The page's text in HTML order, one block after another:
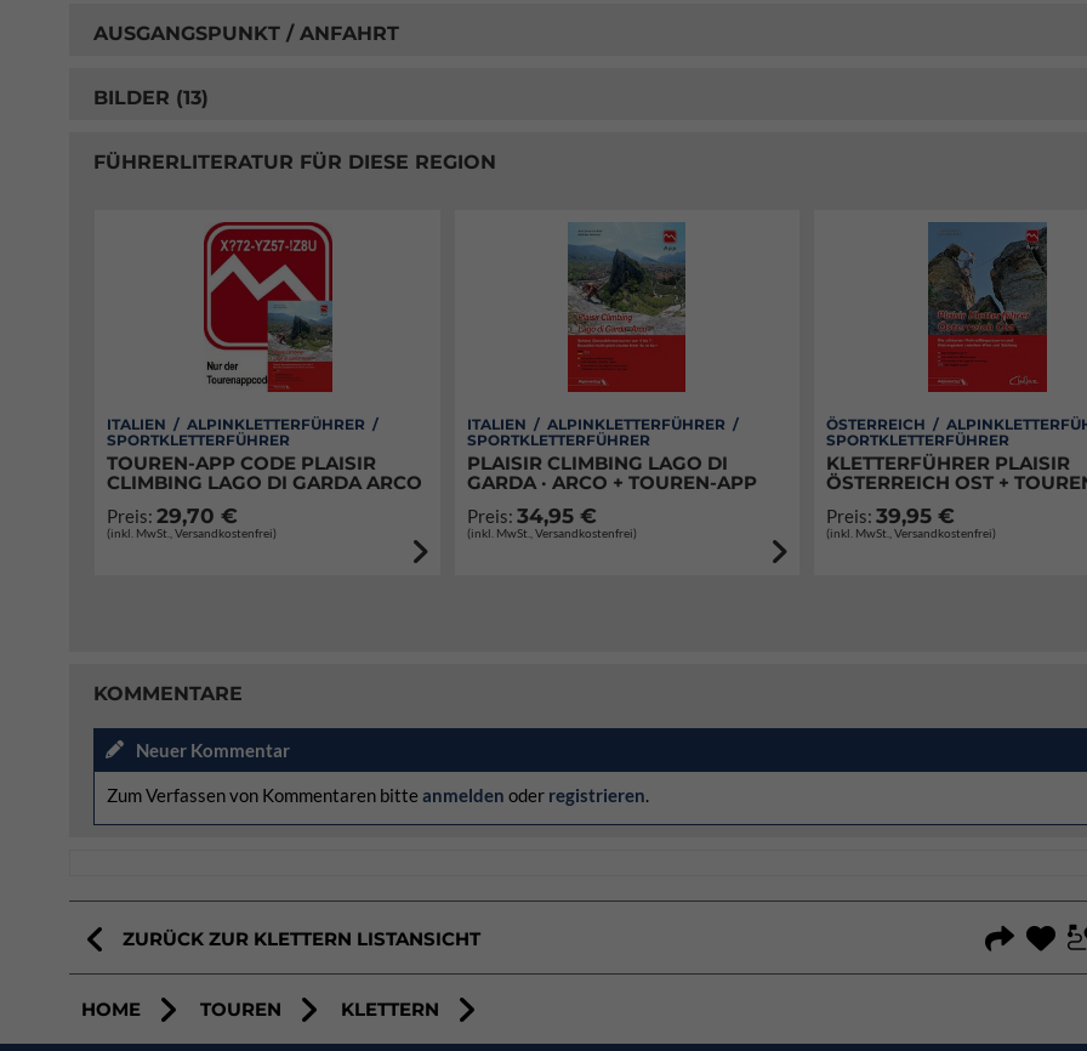
AUSGANGSPUNKT / ANFAHRT
BILDER (13)
FÜHRERLITERATUR FÜR DIESE REGION
ITALIEN / ALPINKLETTERFÜHRER /
SPORTKLETTERFÜHRER
TOUREN-APP CODE PLAISIR
CLIMBING LAGO DI GARDA ARCO
Preis: 29,70 €
(inkl. MwSt., Versandkostenfrei)
ITALIEN / ALPINKLETTERFÜHRER /
SPORTKLETTERFÜHRER
PLAISIR CLIMBING LAGO DI
GARDA · ARCO + TOUREN-APP
Preis: 34,95 €
(inkl. MwSt., Versandkostenfrei)
ÖSTERREICH /
SPORTKLETTERFÜHRER
KLETTERFÜHRER PLAISIR
ÖSTERREICH OST +
Preis:39,95 €
(inkl. MwSt., Versandkostenfrei)
KOMMENTARE
Neuer Kommentar
Zum Verfassen von Kommentaren bitte anmelden oder registrieren.
ZURÜCK ZUR KLETTERN LISTANSICHT
HOME TOUREN KLETTERN